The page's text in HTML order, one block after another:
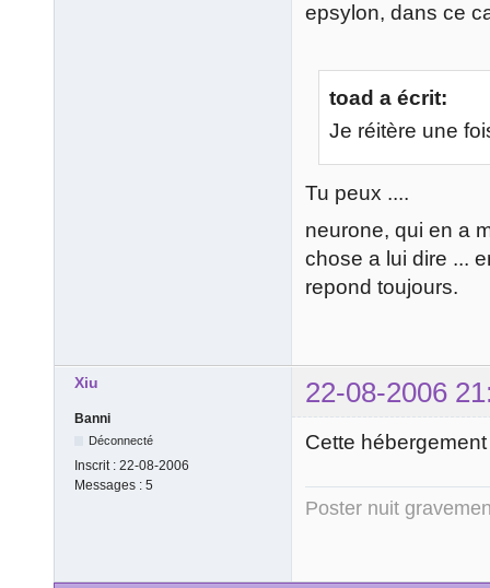
epsylon, dans ce
toad a écrit:
Je réitère une
Tu peux ....
neurone, qui en a
chose a lui dire ...
repond toujours.
Xiu 22-08-2006
Banni
Déconnecté
Inscrit : 22-08-2006
Messages : 5
Cette
Poster nuit